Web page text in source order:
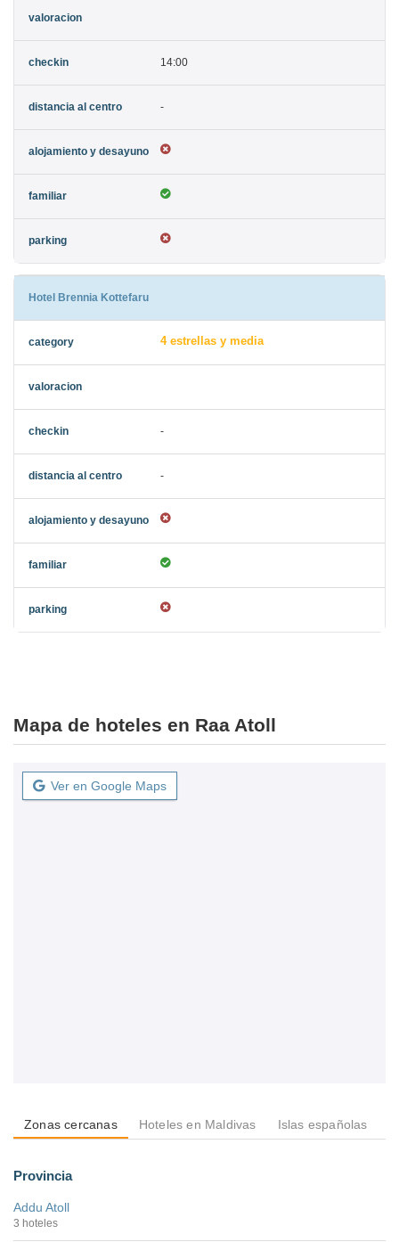
14:00
-
Hotel Brennia Kottefaru
4 estrellas y media
-
-
Mapa de hoteles en Raa Atoll
Ver en Google Maps
Zonas cercanas Hoteles en Maldivas Islas españolas
Provincia
Addu Atoll
3 hoteles